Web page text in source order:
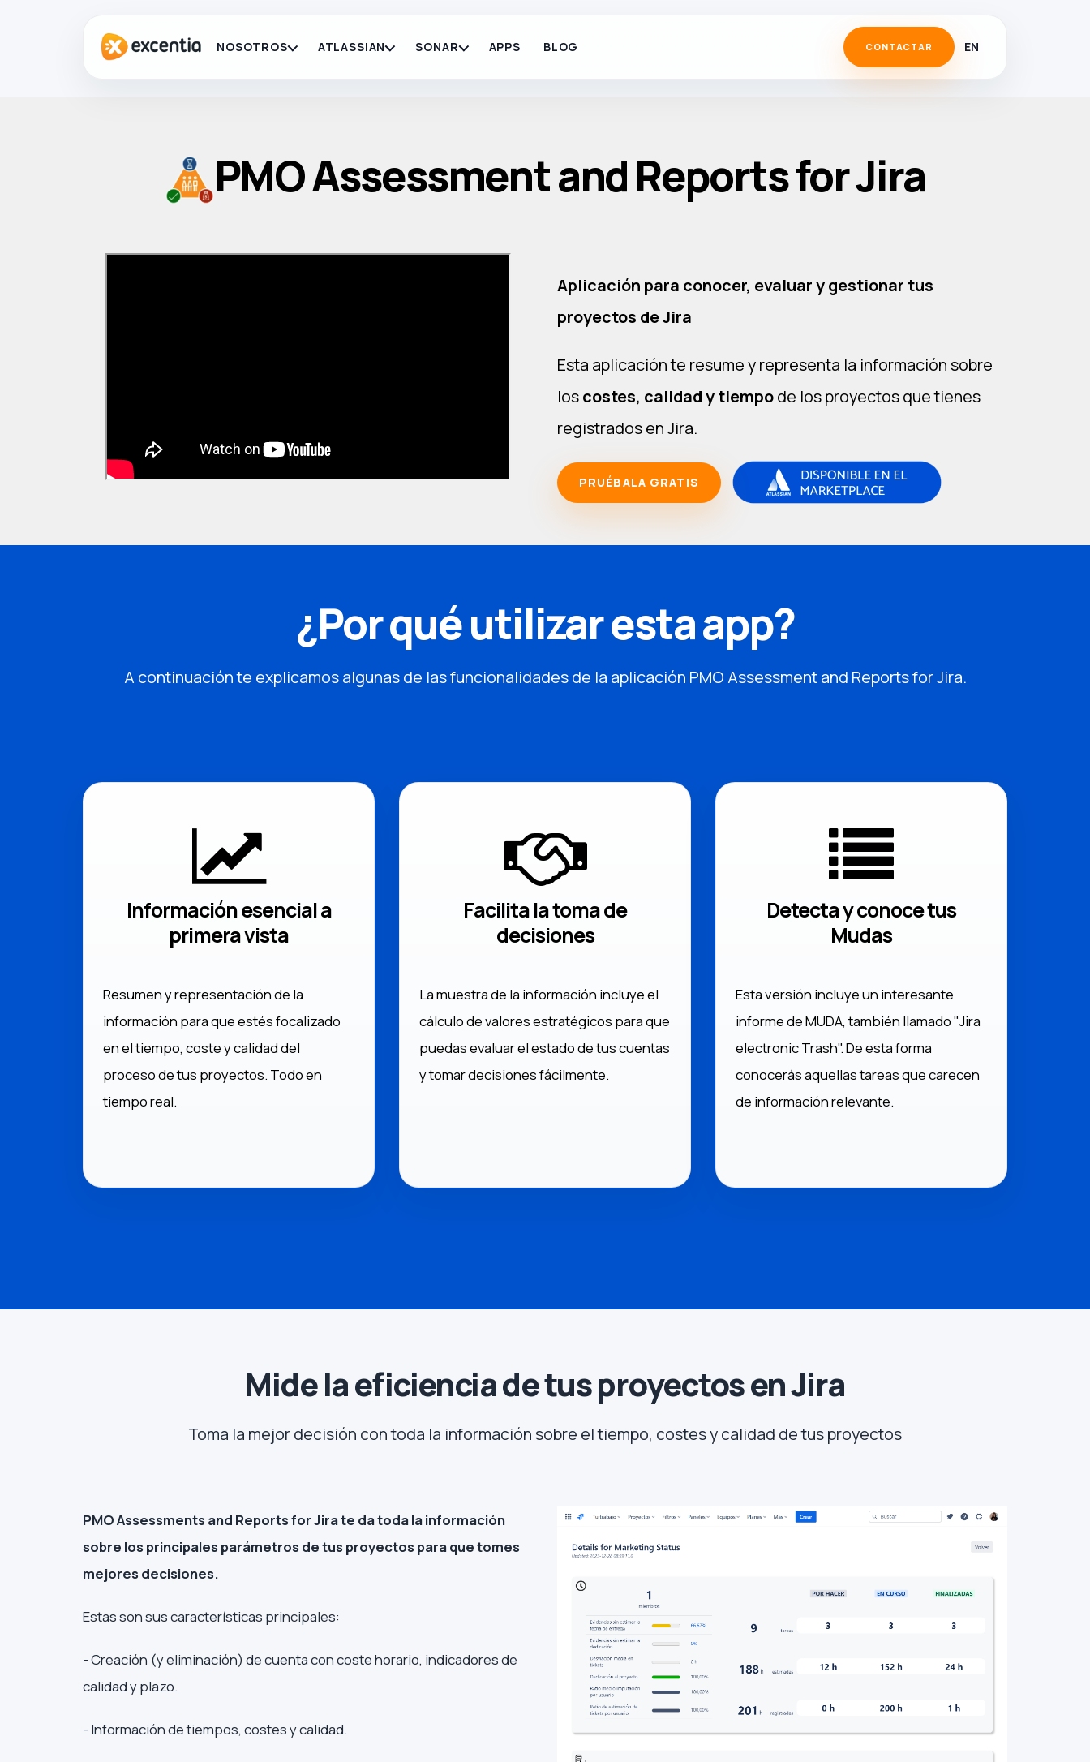
NOSOTROS ATLASSIAN SONAR APPS BLOG CONTACTAR EN
PMO Assessment and Reports for Jira
Aplicación para conocer, evaluar y gestionar tus
proyectos de Jira
Esta aplicación te resume y representa la información sobre
loscostes, calidad y tiempode los proyectos que tienes
registrados en Jira.
PRUÉBALA GRATIS
¿Por qué utilizar esta app?
A continuación te explicamos algunas de las funcionalidades de la aplicación PMO Assessment and Reports for Jira.
Información esencial a
primera vista
Resumen y representación de la
información para que estés focalizado
en el tiempo, coste y calidad del
proceso de tus proyectos. Todo en
tiempo real.
Facilita la toma de
decisiones
La muestra de la información incluye el
cálculo de valores estratégicos para que
puedas evaluar el estado de tus cuentas
y tomar decisiones fácilmente.
Detecta y conoce tus
Mudas
Esta versión incluye un interesante
informe de MUDA, también llamado "Jira
electronic Trash". De esta forma
conocerás aquellas tareas que carecen
de información relevante.
Mide la eficiencia de tus proyectos en Jira
Toma la mejor decisión con toda la información sobre el tiempo, costes y calidad de tus proyectos
PMO Assessments and Reports for Jira te da toda la información
sobre los principales parámetros de tus proyectos para que tomes
mejores decisiones.
Estas son sus características principales:
- Creación (y eliminación) de cuenta con coste horario, indicadores de
calidad y plazo.
- Información de tiempos, costes y calidad.